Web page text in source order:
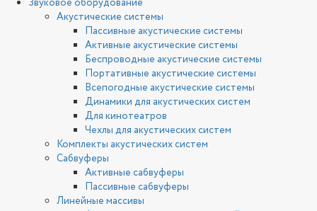
Звуковое оборудование
Акустические системы
Пассивные акустические системы
Активные акустические системы
Беспроводные акустические системы
Портативные акустические системы
Всепогодные акустические системы
Динамики для акустических систем
Для кинотеатров
Чехлы для акустических систем
Комплекты акустических систем
Сабвуферы
Активные сабвуферы
Пассивные сабвуферы
Линейные массивы